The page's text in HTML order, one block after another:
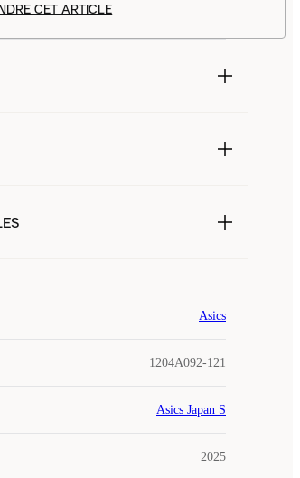
CET ARTICLE
Asics
1204A092-121
Asics Japan S
2025